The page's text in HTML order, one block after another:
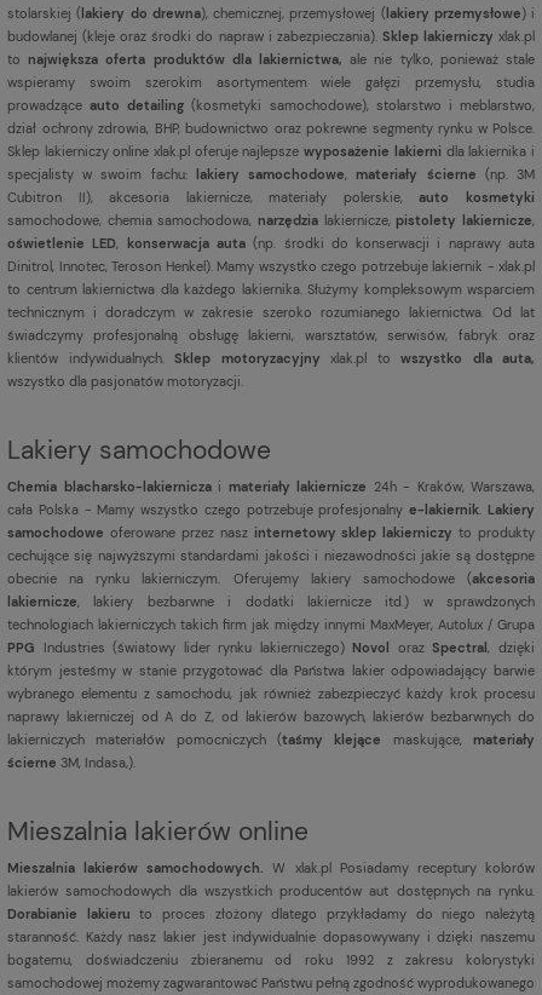
stolarskiej (lakiery do drewna), chemicznej, przemysłowej (lakiery przemysłowe) i
budowlanej (kleje oraz środki do napraw i zabezpieczania). Sklep lakierniczy xlak.pl
tonajwiększa oferta produktów dla lakiernictwa,ale nie tylko, ponieważ stale
wspieramy swoim szerokim asortymentem wiele gałęzi przemysłu, studia
prowadząceauto detailing(kosmetyki samochodowe), stolarstwo i meblarstwo,
dział ochrony zdrowia, BHP, budownictwo oraz pokrewne segmenty rynku w Polsce.
Sklep lakierniczy online xlak.pl oferuje najlepszewyposażenie lakierni dla lakiernika i
specjalisty w swoim fachu: lakiery samochodowe ,materiały ścierne (np. 3M
Cubitron II), akcesoria lakiernicze, materiały polerskie,auto kosmetyki
samochodowe, chemia samochodowa, narzędzia lakiernicze,pistolety lakiernicze
oświetlenie LED
konserwacja auta(np. środki do konserwacji i naprawy auta
Dinitrol, Innotec, Teroson Henkel). Mamy wszystko czego potrzebuje lakiernik - xlak.pl
to centrum lakiernictwa dla każdego lakiernika. Służymy kompleksowym wsparciem
technicznym i doradczym w zakresie szeroko rozumianego lakiernictwa. Od lat
świadczymy profesjonalną obsługę lakierni, warsztatów, serwisów, fabryk oraz
klientów indywidualnych. Sklep motoryzacyjny xlak.pl to wszystko dla auta,
wszystko dla pasjonatów motoryzacji.
Lakiery samochodowe
Chemia blacharsko-lakierniczai materiały lakiernicze 24h - Kraków, Warszawa,
cała Polska - Mamy wszystko czego potrzebuje profesjonalnye-lakiernik Lakiery
samochodowe oferowane przez nasz internetowy sklep lakierniczy to produkty
cechujące się najwyższymi standardami jakości i niezawodności jakie są dostępne
obecnie na rynku lakierniczym. Oferujemy lakiery samochodowe (akcesoria
lakiernicze , lakiery bezbarwne i dodatki lakiernicze itd.) w sprawdzonych
technologiach lakierniczych takich firm jak między innymi MaxMeyer, Autolux / Grupa
PPG Industries (światowy lider rynku lakierniczego) Novol orazSpectral
, dzięki
którym jesteśmy w stanie przygotować dla Państwa lakier odpowiadający barwie
wybranego elementu z samochodu, jak również zabezpieczyć każdy krok procesu
naprawy lakierniczej od A do Z, od lakierów bazowych, lakierów bezbarwnych do
lakierniczych materiałów pomocniczych (taśmy klejące maskujące,materiały
ścierne 3M, Indasa,).
Mieszalnia lakierów online
Mieszalnia lakierów samochodowych.
W xlak.pl Posiadamy receptury kolorów
lakierów samochodowych dla wszystkich producentów aut dostępnych na rynku.
Dorabianie lakieru to proces złożony dlatego przykładamy do niego należytą
staranność. Każdy nasz lakier jest indywidualnie dopasowywany i dzięki naszemu
bogatemu, doświadczeniu zbieranemu od roku 1992 z zakresu kolorystyki
samochodowej możemy zagwarantować Państwu pełną zgodność wyprodukowanego